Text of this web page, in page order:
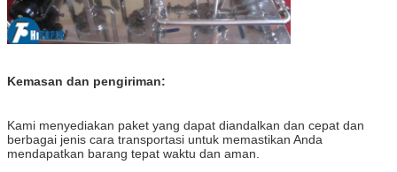
Kemasan dan pengiriman:
Kami menyediakan paket yang dapat diandalkan dan cepat dan
berbagai jenis cara transportasi untuk memastikan Anda
mendapatkan barang tepat waktu dan aman.